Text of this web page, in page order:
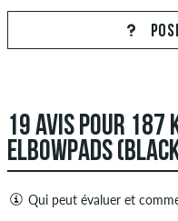
Répondez à la question de
19 AVIS POUR 187
ELBOWPADS
Qui peut évaluer et